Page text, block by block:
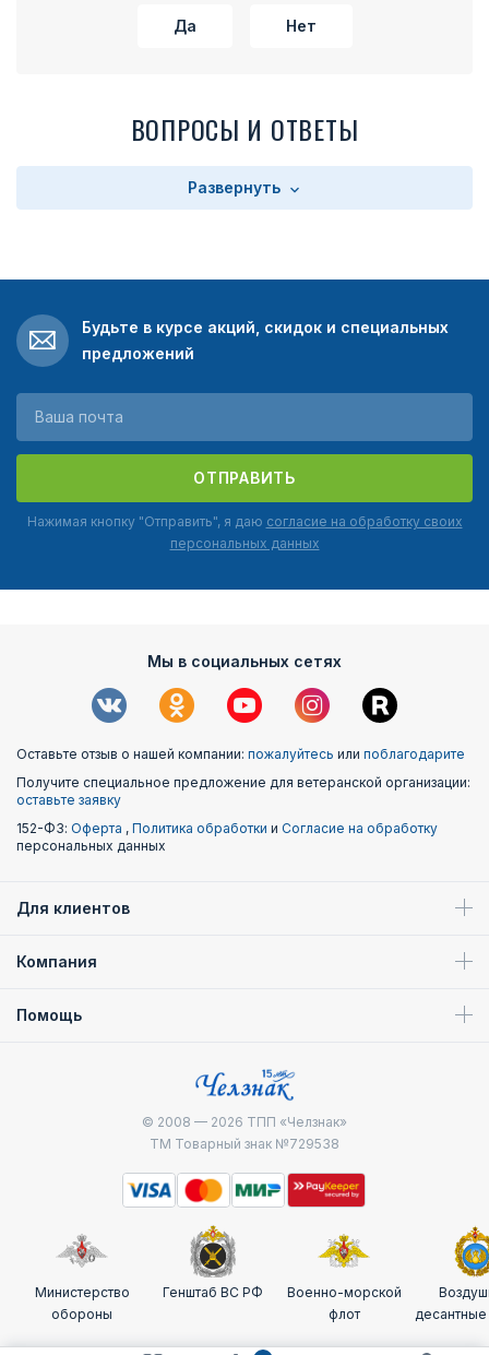
Да Нет
ВОПРОСЫ И ОТВЕТЫ
Развернуть
Будьте в курсе акций, скидок и специальных
предложений
ОТПРАВИТЬ
Нажимая кнопку "Отправить", я даю согласие на обработку своих
персональных данных
Мы в социальных сетях
Оставьте отзыв о нашей компании: пожалуйтесь или поблагодарите
Получите специальное предложение для ветеранской организации:
оставьте заявку
152-ФЗ: Оферта , Политика обработки и Согласие на обработку
персональных данных
Для клиентов
Компания
Помощь
© 2008 — 2026 ТПП «Челзнак»
ТМ Товарный знак №729538
Министерство
обороны
Генштаб ВС РФ
Военно-морской
флот
десантные